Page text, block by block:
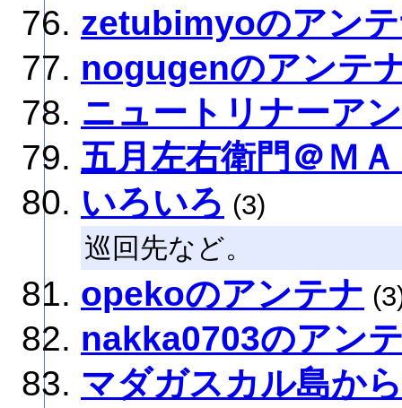
zetubimyoのアン
nogugenのアンテ
ニュートリナーア
五月左右衛門＠Ｍ
いろいろ (3)
巡回先など。
opekoのアンテナ
nakka0703のアン
マダガスカル島か